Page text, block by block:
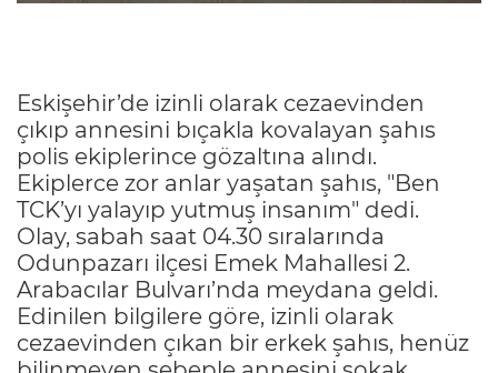
Eskişehir’de izinli olarak cezaevinden
çıkıp annesini bıçakla kovalayan şahıs
polis ekiplerince gözaltına alındı.
Ekiplerce zor anlar yaşatan şahıs, "Ben
TCK’yı yalayıp yutmuş insanım" dedi.
Olay, sabah saat 04.30 sıralarında
Odunpazarı ilçesi Emek Mahallesi 2.
Arabacılar Bulvarı’nda meydana geldi.
Edinilen bilgilere göre, izinli olarak
cezaevinden çıkan bir erkek şahıs, henüz